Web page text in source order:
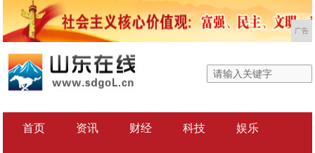
广告
首页 资讯 财经 科技 娱乐